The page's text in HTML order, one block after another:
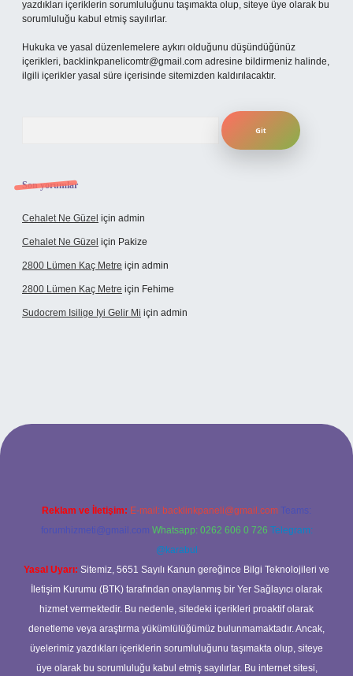
yazdıkları içeriklerin sorumluluğunu taşımakta olup, siteye üye olarak bu
sorumluluğu kabul etmiş sayılırlar.
Hukuka ve yasal düzenlemelere aykırı olduğunu düşündüğünüz
içerikleri, backlinkpanelicomtr@gmail.com adresine bildirmeniz halinde,
ilgili içerikler yasal süre içerisinde sitemizden kaldırılacaktır.
Son yorumlar
Cehalet Ne Güzel için admin
Cehalet Ne Güzel için Pakize
2800 Lümen Kaç Metre için admin
2800 Lümen Kaç Metre için Fehime
Sudocrem Isilige Iyi Gelir Mi için admin
opera bet giriş
Reklam ve İletişim: E-mail: backlinkpaneli@gmail.com Teams:
forumhizmeti@gmail.com Whatsapp: 0262 606 0 726 Telegram:
@karabul
Yasal Uyarı: Sitemiz, 5651 Sayılı Kanun gereğince Bilgi Teknolojileri ve
İletişim Kurumu (BTK) tarafından onaylanmış bir Yer Sağlayıcı olarak
hizmet vermektedir. Bu nedenle, sitedeki içerikleri proaktif olarak
denetleme veya araştırma yükümlülüğümüz bulunmamaktadır. Ancak,
üyelerimiz yazdıkları içeriklerin sorumluluğunu taşımakta olup, siteye
üye olarak bu sorumluluğu kabul etmiş sayılırlar. Bu internet sitesi,